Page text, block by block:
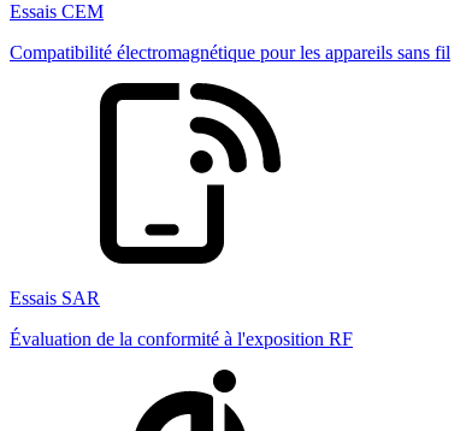
Essais CEM
Compatibilité électromagnétique pour les appareils sans fil
Essais SAR
Évaluation de la conformité à l'exposition RF